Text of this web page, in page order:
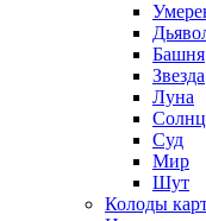
Башня
Звезда
Луна
Суд
Мир
Шут
Колоды